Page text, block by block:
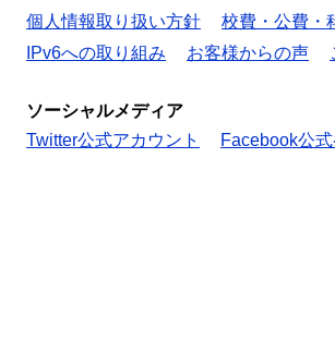
個人情報取り扱い方針
校費・公費・
IPv6への取り組み
お客様からの声
ソーシャルメディア
Twitter公式アカウント
Facebook公